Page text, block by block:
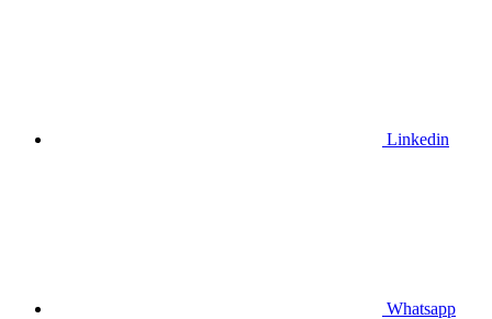
Linkedin
Whatsapp